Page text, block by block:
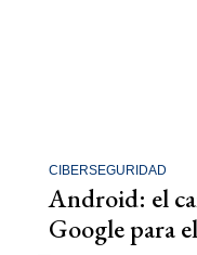
CIBERSEGURIDAD
Android: el
Google para